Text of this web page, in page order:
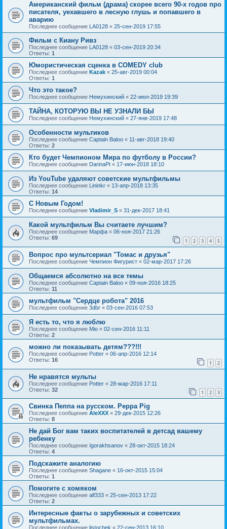
Американский фильм (драма) скорее всего 90-х годов про
писателя, уехавшего в лесную глушь и попавшего в
аварию
Последнее сообщение LA0128 « 25-сен-2019 17:55
Фильм с Киану Ривз
Последнее сообщение LA0128 « 03-сен-2019 20:34
Ответы: 1
Юмористическая сценка в COMEDY club
Последнее сообщение Kazak « 25-авг-2019 00:04
Ответы: 1
Что это такое?
Последнее сообщение Немухинский « 22-июл-2019 19:39
ТАЙНА, КОТОРУЮ ВЫ НЕ УЗНАЛИ БЫ
Последнее сообщение Немухинский « 27-янв-2019 17:48
Особенности мультиков
Последнее сообщение Captain Baloo « 11-авг-2018 19:40
Ответы: 2
Кто будет Чемпионом Мира по футболу в России?
Последнее сообщение DarinaPt « 17-июн-2018 18:10
Из YouTube удаляют советские мультфильмы
Последнее сообщение Lininkr « 13-апр-2018 13:35
Ответы: 14
С Новым Годом!
Последнее сообщение Vladimir_S « 31-дек-2017 18:41
Какой мультфильм Вы считаете лучшим?
Последнее сообщение Марфа « 06-ноя-2017 21:26
Ответы: 69 1 2 3 4 5
Вопрос про мультсериал "Томас и друзья"
Последнее сообщение Чемпион Фигурист « 02-мар-2017 17:26
Общаемся абсолютно на все темы
Последнее сообщение Captain Baloo « 09-ноя-2016 18:25
Ответы: 11
мультфильм "Сердце робота" 2016
Последнее сообщение 3dbr « 03-сен-2016 07:53
Я есть то, что я люблю
Последнее сообщение Mio « 02-сен-2016 11:11
Ответы: 2
можно ли показывать детям???!!!
Последнее сообщение Potter « 06-апр-2016 12:14
Ответы: 16 1 2
Не нравятся мульты
Последнее сообщение Potter « 28-мар-2016 17:11
Ответы: 32 1 2 3
Свинка Пеппа на русском. Peppa Pig
Последнее сообщение AleXXX « 29-дек-2015 12:26
Ответы: 8
Не дай Бог вам таких воспитателей в детсад вашему
ребенку
Последнее сообщение Igorakhsanov « 28-окт-2015 18:24
Ответы: 4
Подскажите аналогию
Последнее сообщение Shagane « 16-окт-2015 15:04
Ответы: 1
Помогите с хомяком
Последнее сообщение alf333 « 25-сен-2013 17:22
Ответы: 2
Интересные факты о зарубежных и советских
мультфильмах.
Последнее сообщение listochek « 22-сен-2013 16:10